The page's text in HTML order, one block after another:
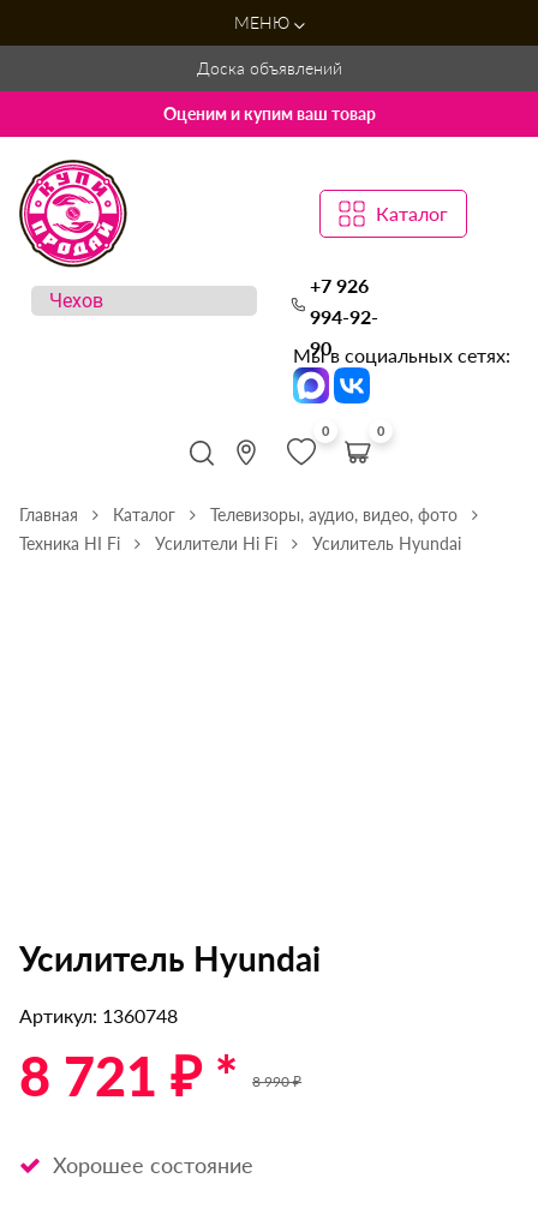
МЕНЮ
Доска объявлений
Оценим и купим ваш товар
Каталог
+7 926
994-92-
90
Мы в социальных сетях:
0 0
Главная Каталог
Телевизоры, аудио, видео, фото
Техника HI Fi
Усилители Hi Fi Усилитель Hyundai
Усилитель Hyundai
Артикул: 1360748
8 721 ₽ * 8 990 ₽
Хорошее состояние